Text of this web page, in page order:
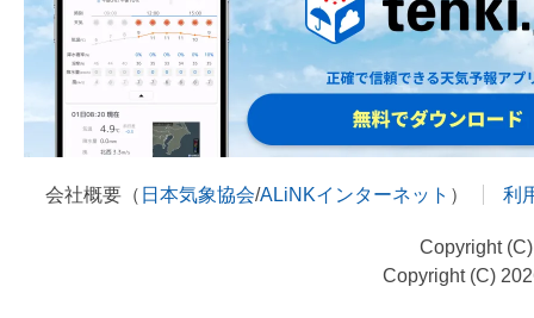
会社概要（ 日本気象協会/ALiNKインターネット ） 利
Copyright
Copyright (C)